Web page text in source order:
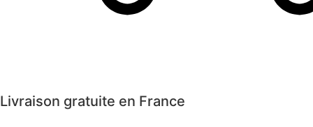
Livraison gratuite en France